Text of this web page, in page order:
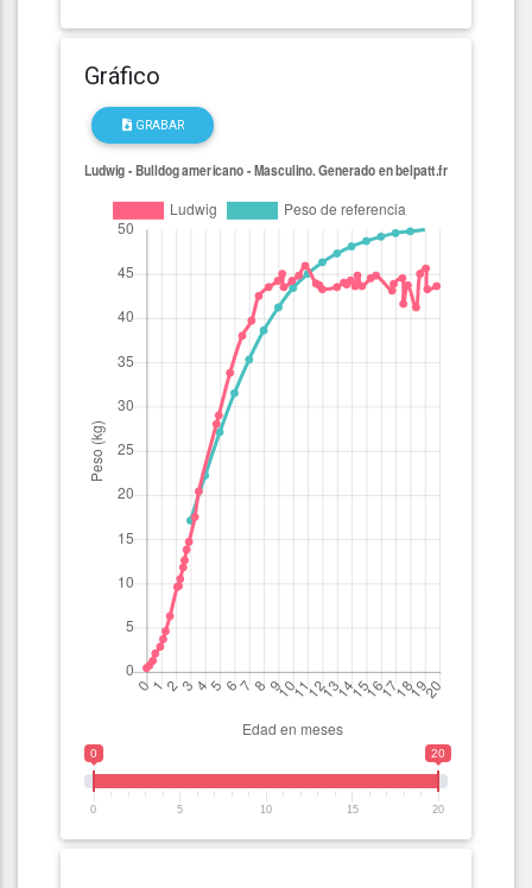
Gráfico
GRABAR
0 20
0 5 10 15 20